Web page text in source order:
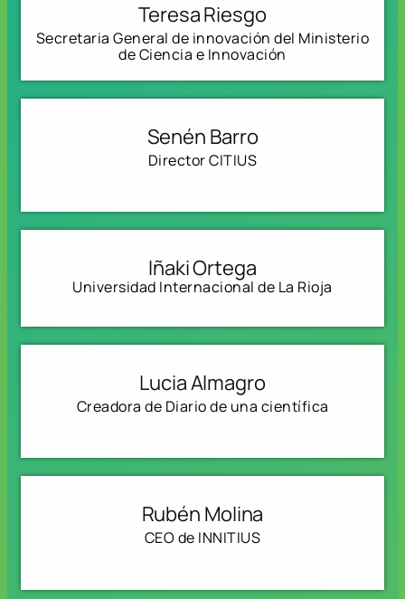
Teresa Riesgo
Secretaria General de innovación del Ministerio
de Ciencia e Innovación
Senén Barro
Director CITIUS
Iñaki Ortega
Universidad Internacional de La Rioja
Lucia Almagro
Creadora de Diario de una científica
Rubén Molina
CEO de INNITIUS